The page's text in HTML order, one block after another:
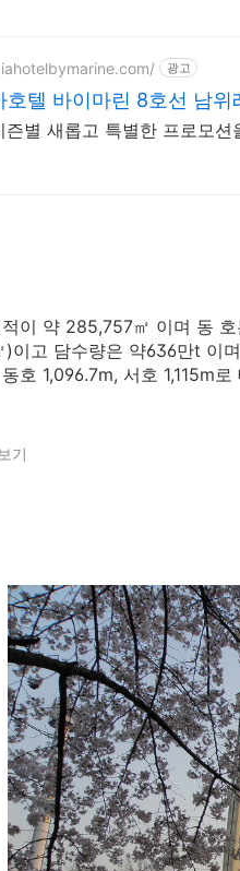
광고
호텔 바이마린 8호선 남위
즌별 새롭고 특별한 프로모션
이 약 285,757㎡ 이며 동
)이고 담수량은 약636만t 이
호 1,096.7m, 서호 1,115m
기